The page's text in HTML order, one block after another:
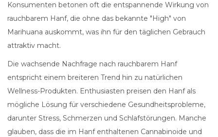
Konsumenten betonen oft die entspannende Wirkung von
rauchbarem Hanf, die ohne das bekannte "High" von
Marihuana auskommt, was ihn für den täglichen Gebrauch
attraktiv macht.
Die wachsende Nachfrage nach rauchbarem Hanf
entspricht einem breiteren Trend hin zu natürlichen
Wellness-Produkten. Enthusiasten preisen den Hanf als
mögliche Lösung für verschiedene Gesundheitsprobleme,
darunter Stress, Schmerzen und Schlafstörungen. Manche
glauben, dass die im Hanf enthaltenen Cannabinoide und